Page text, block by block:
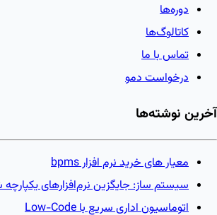
دوره‌ها
کاتالوگ‌ها
تماس با ما
درخواست دمو
آخرین نوشته‌ها
معیار های خرید نرم افزار bpms
سیستم ساز: جایگزین نرم‌افزارهای
اتوماسیون اداری سریع با Low-Code